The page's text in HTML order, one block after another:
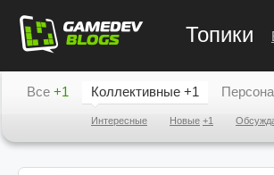
Топики
Все +1 Коллективные +1
Интересные Новые +1